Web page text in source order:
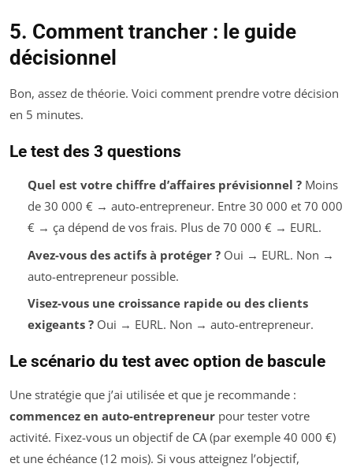
5. Comment trancher : le guide
décisionnel
Bon, assez de théorie. Voici comment prendre votre décision
en 5 minutes.
Le test des 3 questions
Quel est votre chiffre d’affaires prévisionnel ?Moins
de 30 000 € → auto-entrepreneur. Entre 30 000 et 70 000
€ → ça dépend de vos frais. Plus de 70 000 € → EURL.
Avez-vous des actifs à protéger ?Oui → EURL. Non →
auto-entrepreneur possible.
Visez-vous une croissance rapide ou des clients
exigeants ?Oui → EURL. Non → auto-entrepreneur.
Le scénario du test avec option de bascule
Une stratégie que j’ai utilisée et que je recommande :
commencez en auto-entrepreneur pour tester votre
activité. Fixez-vous un objectif de CA (par exemple 40 000 €)
et une échéance (12 mois). Si vous atteignez l’objectif,